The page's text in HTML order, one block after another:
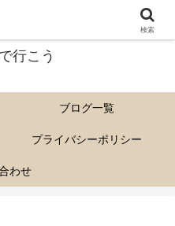
行こう
ブログ一覧
プライバシーポリシー
わせ
検索